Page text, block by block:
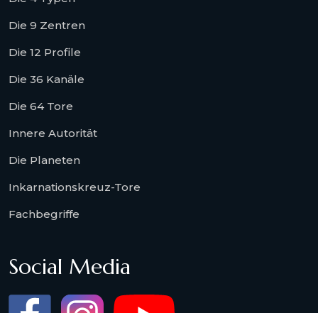
Die 9 Zentren
Die 12 Profile
Die 36 Kanäle
Die 64 Tore
Innere Autorität
Die Planeten
Inkarnationskreuz-Tore
Fachbegriffe
Social Media